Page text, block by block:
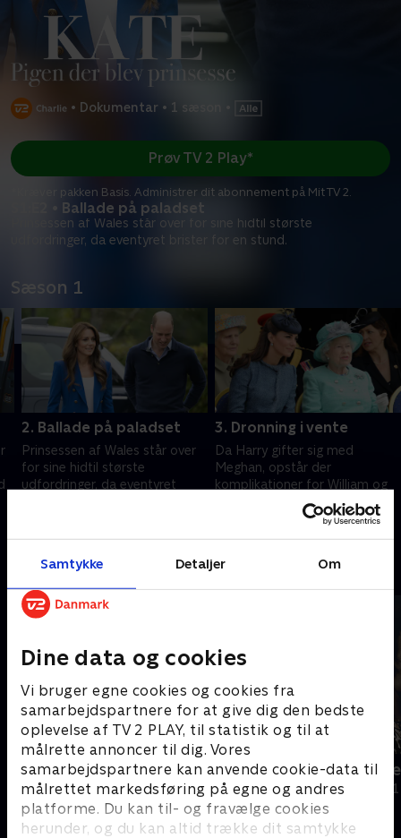
Samtykke Detaljer Om
Dine data og cookies
Vi bruger egne cookies og cookies fra
samarbejdspartnere for at give dig den bedste
oplevelse af TV 2 PLAY, til statistik og til at
målrette annoncer til dig. Vores
samarbejdspartnere kan anvende cookie-data til
målrettet markedsføring på egne og andres
platforme. Du kan til- og fravælge cookies
herunder, og du kan altid trække dit samtykke
• Dokumentar • 1 sæson
S1:E2 • Ballade på paladset
Prinsessen af Wales står over for sine hidtil største
udfordringer, da eventyret brister for en stund.
Prøv TV 2 Play*
*Kræver pakken Basis. Administrer dit abonnement på Mit TV 2.
Sæson 1
2. Ballade på paladset
Prinsessen af Wales står over
for sine hidtil største
udfordringer, da eventyret
3. Dronning i vente
Da Harry gifter sig med
Meghan, opstår der
komplikationer for William og
25. september 2025 • 44 min
Andre så også
William og Harry - billederne
fortæller
Dokumentar
Brittas
Dokumentar •